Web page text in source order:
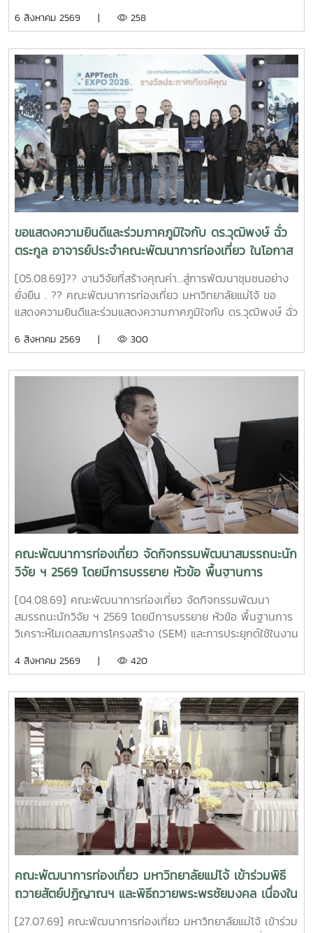
วิสัยทัศน์ มหาวิทยาลัยแม่โจ้การศึกษาดูงานในครั้งนี้มี
การจัดการเรียนการสอน ตลอดจนแนวทางการศึกษาต่อในคณะ
พัฒนาการท่องเที่ยว พร้อมทั้งแลกเปลี่ยนประสบการณ์และสร้าง
แรงบันดาลใจในการวางแผนศึกษาต่อในอนาคตคณะพัฒนาการ
ท่องเที่ยวขอขอบคุณคณะครูและนักเรียนจากโรงเรียนตาก
พิทยาคมที่ให้เกียรติเข้าเยี่ยมชมและศึกษาดูงานในครั้งนี้ และหวัง
เป็นอย่างยิ่งว่าจะได้มีโอกาสต้อนรับทุกท่านอีกในโอกาสต่อ
ไป#MJU#TDS#TDSMJU#TD#TourismDevelopment#มหาวิทย
แม่โจ้#คณะพัฒนาการท่องเที่ยว#ท่องเที่ยวแม่โจ้
6 สิงหาคม 2569 | 258
ขอแสดงความยินดีและร่วมภาคภูมิใจกับ ดร.วุฒิพงษ์ ฉั่ว
ตระกูล อาจารย์ประจำคณะพัฒนาการท่องเที่ยว ในโอกาส
ที่ผลงานวิจัยได้รับ 4 รางวัล จากเวทีระดับประเทศ
APPTech Expo 2026 : พลังเทคโนโลยีที่เหมาะสม .
[05.08.69]?? งานวิจัยที่สร้างคุณค่า...สู่การพัฒนาชุมชนอย่าง
ยั่งยืน . ?? คณะพัฒนาการท่องเที่ยว มหาวิทยาลัยแม่โจ้ ขอ
แสดงความยินดีและร่วมแสดงความภาคภูมิใจกับ ดร.วุฒิพงษ์ ฉั่ว
งานวิจัยได้รับ 4 รางวัล จากเวที APPTech Expo 2026
จัดขึ้นระหว่างวันที่ 4–5 สิงหาคม 2569 ณ ห้องประชุมวิภาวดี
บอลรูม (ABC) โรงแรมเซ็นทารา แกรนด์ แอท เซ็นทรัลพลาซา
ลาดพร้าว กรุงเทพมหานคร งานดังกล่าวจัดโดย หน่วยบริหาร
จัดการทุนด้านการพัฒนาพื้นที่ (บพท. : PMU-A) ภายใต้การ
กำกับของ สำนักงานเร่งรัดการวิจัยและนวัตกรรมเพื่อเพิ่มความ
สามารถการแข่งขันและการพัฒนาพื้นที่ (รวพ.) เพื่อเป็นเวทีเผย
แพร่ แลกเปลี่ยนองค์ความรู้ และต่อยอดผลงานวิจัย เทคโนโลยี
และนวัตกรรมที่พร้อมใช้ในการพัฒนาชุมชน ภายใต้แนวคิด "พลัง
เทคโนโลยีที่เหมาะสมเพื่อการพัฒนาชุมชนพื้นที่ สร้างนวัตกร
ชุมชน ขับเคลื่อนเศรษฐกิจฐานรากอย่างยั่งยืน" . ผลงานวิจัย
เรื่อง "การยกระดับรายได้ครัวเรือนและเศรษฐกิจฐานรากด้วย
นวัตกรรมชุดอุปกรณ์ควบคุมสภาวะการเพาะเห็ดโคนน้อยในโรง
เรือนขนาดเล็กแบบกึ่งอัตโนมัติ" ดำเนินโครงการโดย ดร.วุฒิ
พงษ์ ฉั่วตระกูล หัวหน้าโครงการ จากมหาวิทยาลัยแม่โจ้ ร่วมกับ
ผศ.เพ็ญวรัตน์ พันธ์ภัทรชัย และ อาจารย์วัชรพงศ์ โพธา จาก
มหาวิทยาลัยเทคโนโลยีราชมงคลล้านนา . ?? ผลงานได้รับรางวัล
โดย ดร.วุฒิพงษ์ ฉั่วตระกูล และคณะนักวิจัย 2. ประเภทนวัตกร
วิสาหกิจกลุ่มเกษตรกรเพื่อการเกษตรอย่างยั่งยืนบ้านหนองแฝก
3. ประเภทนวัตกรชุมชน รางวัล "ประกาศเกียรติคุณ" โดย คุณ
เฉลิมชัย จันทร์ชา ประธานวิสาหกิจชุมชนเกษตรกรรมพื้นบ้าน
ตำบลสำราญราษฎร์ 4. ประเภทนวัตกรรมเทคโนโลยีที่เหมาะสม
รางวัล "ประกาศเกียรติคุณ" โดย คณะนักวิจัยและนวัตกรชุมชน .
ความสำเร็จครั้งนี้ไม่ได้สะท้อนเพียงคุณภาพของงานวิจัย แต่ยัง
แสดงให้เห็นถึงผลสัมฤทธิ์ของการถ่ายทอดองค์ความรู้ ผ่าน
กระบวนการเรียนรู้ที่เหมาะสม (Appropriate Learning
Process) จากมหาวิทยาลัยสู่ชุมชน เพื่อประยุกต์ใช้ชุดอุปกรณ์
นวัตกรรม และเทคโนโลยีที่เหมาะสม (Appropriate
Technology) ซึ่งสอคล้องกับความต้องการ ช่วยแก้ไขปัญหา
(Pain Point) เหมาะสมกับบริบทพื้นที่ของ 150 ครัวเรือนในตำบล
หนองแฝก อำเภอสารภี และตำบลสำราญราษฎร์ อำเภอ
ดอยสะเก็ด จังหวัดเชียงใหม่ . โครงการสามารถสร้างผลลัพธ์รูป
6 สิงหาคม 2569 | 300
คณะพัฒนาการท่องเที่ยว จัดกิจกรรมพัฒนาสมรรถนะนัก
วิจัย ฯ 2569 โดยมีการบรรยาย หัวข้อ พื้นฐานการ
วิเคราะห์โมเดลสมการโครงสร้าง (SEM) และการประยุกต์ใช้
ในงานวิจัย
[04.08.69] คณะพัฒนาการท่องเที่ยว จัดกิจกรรมพัฒนา
สมรรถนะนักวิจัย ฯ 2569 โดยมีการบรรยาย หัวข้อ พื้นฐานการ
วิเคราะห์โมเดลสมการโครงสร้าง (SEM) และการประยุกต์ใช้ในงาน
อำนวยการบัณฑิตวิทยาลัย มหาวิทยาลัยราชภัฏภูเก็ต เป็น
#TDSMJU #TD #TourismDevelopment #มหาวิทยาลัยแม่โจ้
#คณะพัฒนาการท่องเที่ยว #ท่องเที่ยวแม่โจ้
4 สิงหาคม 2569 | 420
คณะพัฒนาการท่องเที่ยว มหาวิทยาลัยแม่โจ้ เข้าร่วมพิธี
ถวายสัตย์ปฏิญาณฯ และพิธีถวายพระพรชัยมงคล เนื่องใน
โอกาสวันเฉลิมพระชนมพรรษา
[27.07.69] คณะพัฒนาการท่องเที่ยว มหาวิทยาลัยแม่โจ้ เข้าร่วม